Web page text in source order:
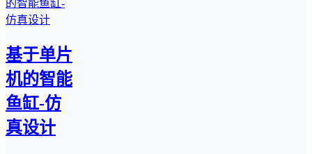
基于单片
机的智能
鱼缸-仿
真设计